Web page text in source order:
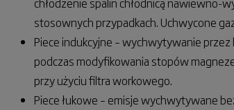
stosownych przypadkach. Uchwycone
Piece indukcyjne – wychwytywanie
podczas modyfikowania stopów
przy użyciu filtra workowego.
Piece łukowe – emisje wychwytywane